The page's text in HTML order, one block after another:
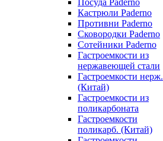
Кастрюли Paderno
Противни Paderno
Сковородки Paderno
Сотейники Paderno
Гастроемкости из
нержавеющей стали
Гастроемкости нерж.
(Китай)
Гастроемкости из
поликарбоната
Гастроемкости
поликарб. (Китай)